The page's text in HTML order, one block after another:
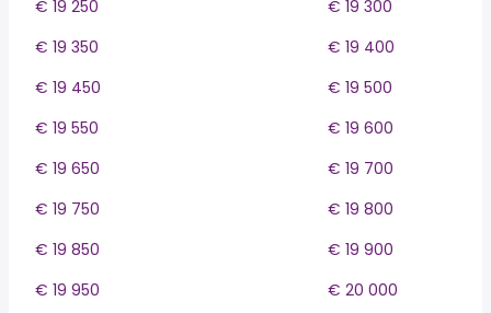
€ 19 250
€ 19 300
€ 19 350
€ 19 400
€ 19 450
€ 19 500
€ 19 550
€ 19 600
€ 19 650
€ 19 700
€ 19 750
€ 19 800
€ 19 850
€ 19 900
€ 19 950
€ 20 000